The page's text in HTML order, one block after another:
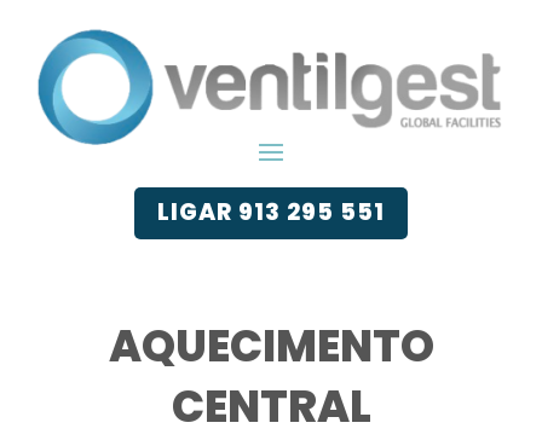
LIGAR 913 295 551
AQUECIMENTO
CENTRAL